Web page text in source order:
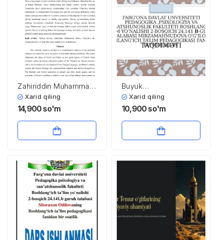
samaradorligiga ham
ta’sir ko
Zahiriddin Muhammad
Bobur sheʼriyatida
Navoiyning taʼsiri
Xarid qiling
14,900 so'm
Buyuk
mutafakkirlarning
hayoti va ijodi hamda
Xarid qiling
10,900 so'm